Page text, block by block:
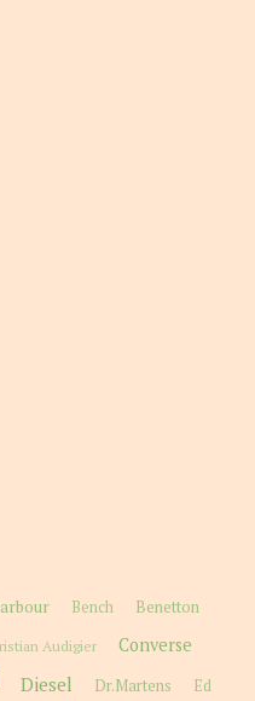
Bench Benetton
Audigier Converse
Diesel Dr.Martens
Ed